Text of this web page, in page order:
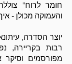
חומר לרוח"
והעמוקה מכולן -
יוצר הסדרה,
רבות בקריירה,
מפורסמים וסיקר